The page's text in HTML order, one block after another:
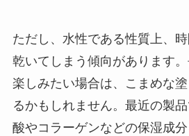
ただし、水性である性質上、
乾いてしまう傾向があります
楽しみたい場合は、こまめな
るかもしれません。最近の製
酸やコラーゲンなどの保湿成